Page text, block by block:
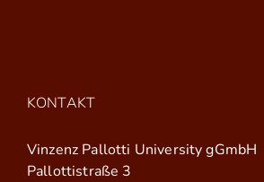
KONTAKT
Vinzenz Pallotti University gGmbH
Pallottistraße 3